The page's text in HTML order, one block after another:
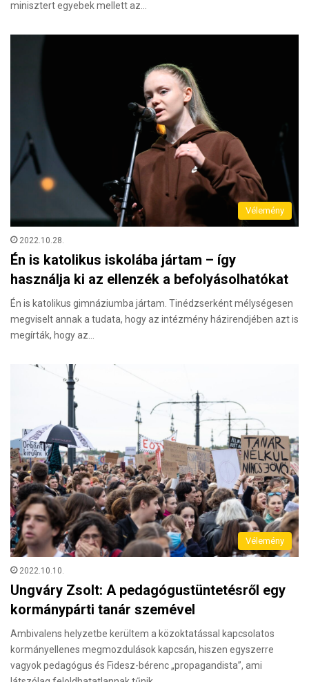
minisztert egyebek mellett az…
Vélemény
2022.10.28.
Én is katolikus iskolába jártam – így
használja ki az ellenzék a befolyásolhatókat
Én is katolikus gimnáziumba jártam. Tinédzserként mélységesen
megviselt annak a tudata, hogy az intézmény házirendjében azt is
megírták, hogy az…
Vélemény
2022.10.10.
Ungváry Zsolt: A pedagógustüntetésről egy
kormánypárti tanár szemével
Ambivalens helyzetbe kerültem a közoktatással kapcsolatos
kormányellenes megmozdulások kapcsán, hiszen egyszerre
vagyok pedagógus és Fidesz-bérenc „propagandista”, ami